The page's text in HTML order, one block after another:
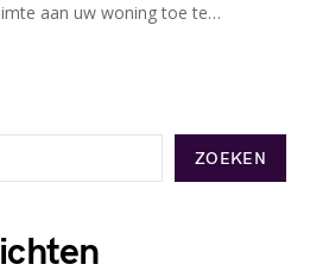
aan uw woning toe te…
ZOEKEN